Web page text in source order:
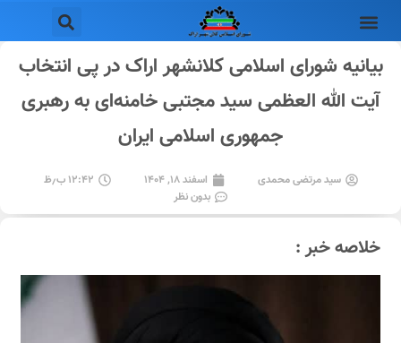
بیانیه شورای اسلامی کلانشهر اراک در پی انتخاب
آیت الله العظمی سید مجتبی خامنه‌ای به رهبری
جمهوری اسلامی ایران
سید مرتضی محمدی اسفند ۱۸, ۱۴۰۴
۱۲:۴۲ ب٫ظ
بدون نظر
خلاصه خبر :